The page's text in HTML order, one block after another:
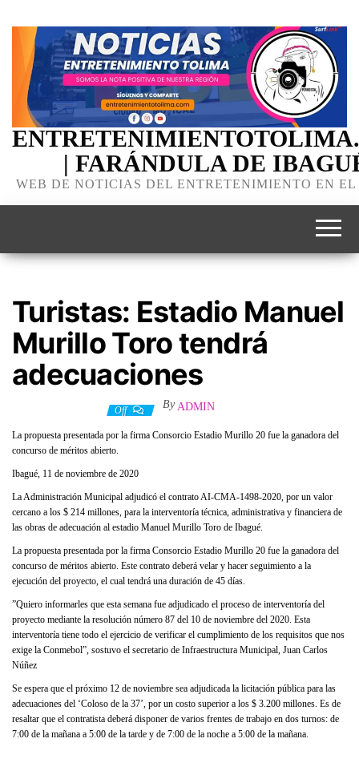
| FARÁNDULA DE
WEB DE NOTICIAS DEL ENTRETENIMIENTO EN
Turistas: Estadio Manuel
Murillo Toro tendrá
adecuaciones
Off By ADMIN
La propuesta presentada por la firma Consorcio Estadio Murillo 20 fue la ganadora del
concurso de méritos abierto.
Ibagué, 11 de noviembre de 2020
La Administración Municipal adjudicó el contrato AI-CMA-1498-2020, por un valor
cercano a los $ 214 millones, para la interventoría técnica, administrativa y financiera de
las obras de adecuación al estadio Manuel Murillo Toro de Ibagué.
La propuesta presentada por la firma Consorcio Estadio Murillo 20 fue la ganadora del
concurso de méritos abierto. Este contrato deberá velar y hacer seguimiento a la
ejecución del proyecto, el cual tendrá una duración de 45 días.
”Quiero informarles que esta semana fue adjudicado el proceso de interventoría del
proyecto mediante la resolución número 87 del 10 de noviembre del 2020. Esta
interventoría tiene todo el ejercicio de verificar el cumplimiento de los requisitos que nos
exige la Conmebol”, sostuvo el secretario de Infraestructura Municipal, Juan Carlos
Núñez
Se espera que el próximo 12 de noviembre sea adjudicada la licitación pública para las
adecuaciones del ‘Coloso de la 37’, por un costo superior a los $ 3.200 millones. Es de
resaltar que el contratista deberá disponer de varios frentes de trabajo en dos turnos: de
7:00 de la mañana a 5:00 de la tarde y de 7:00 de la noche a 5:00 de la mañana.